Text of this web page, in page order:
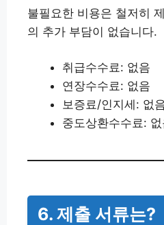
불필요한 비용은 철저히
의 추가 부담이 없습니다.
취급수수료: 없음
연장수수료: 없음
보증료/인지세: 없
중도상환수수료: 없
6. 제출 서류는?